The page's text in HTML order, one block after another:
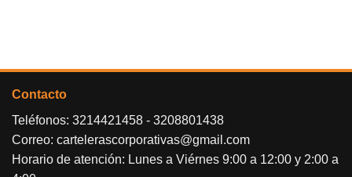
Contacto
Teléfonos: 3214421458 - 3208801438
Correo: cartelerascorporativas@gmail.com
Horario de atención: Lunes a Viérnes 9:00 a 12:00 y 2:00 a